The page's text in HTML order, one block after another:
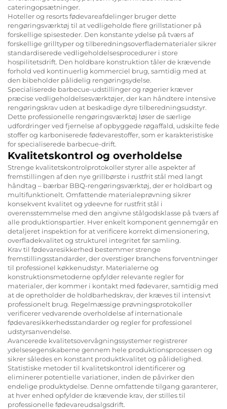
cateringopsætninger.
Hoteller og resorts fødevareafdelinger bruger dette
rengøringsværktøj til at vedligeholde flere grillstationer på
forskellige spisesteder. Den konstante ydelse på tværs af
forskellige grilltyper og tilberedningsoverfladematerialer sikrer
standardiserede vedligeholdelsesprocedurer i store
hospilitetsdrift. Den holdbare konstruktion tåler de krævende
forhold ved kontinuerlig kommerciel brug, samtidig med at
den bibeholder pålidelig rengøringsydelse.
Specialiserede barbecue-udstillinger og røgerier kræver
præcise vedligeholdelsesværktøjer, der kan håndtere intensive
rengøringskrav uden at beskadige dyre tilberedningsudstyr.
Dette professionelle rengøringsværktøj løser de særlige
udfordringer ved fjernelse af opbyggede røgaffald, udskilte fede
stoffer og karboniserede fødevarestoffer, som er karakteristiske
for specialiserede barbecue-drift.
Kvalitetskontrol og overholdelse
Strenge kvalitetskontrolprotokoller styrer alle aspekter af
fremstillingen af den nye grillbørste i rustfrit stål med langt
håndtag – bærbar BBQ-rengøringsværktøj, der er holdbart og
multifunktionelt. Omfattende materialeprøvning sikrer
konsekvent kvalitet og ydeevne for rustfrit stål i
overensstemmelse med den angivne stålgodsklasse på tværs af
alle produktionspartier. Hver enkelt komponent gennemgår en
detaljeret inspektion for at verificere korrekt dimensionering,
overfladekvalitet og strukturel integritet før samling.
Krav til fødevaresikkerhed bestemmer strenge
fremstillingsstandarder, der overstiger branchens forventninger
til professionel køkkenudstyr. Materialerne og
konstruktionsmetoderne opfylder relevante regler for
materialer, der kommer i kontakt med fødevarer, samtidig med
at de opretholder de holdbarhedskrav, der kræves til intensivt
professionelt brug. Regelmæssige prøvningsprotokoller
verificerer vedvarende overholdelse af internationale
fødevaresikkerhedsstandarder og regler for professionel
udstyrsanvendelse.
Avancerede kvalitetsovervågningssystemer registrerer
ydelsesegenskaberne gennem hele produktionsprocessen og
sikrer således en konstant produktkvalitet og pålidelighed.
Statistiske metoder til kvalitetskontrol identificerer og
eliminerer potentielle variationer, inden de påvirker den
endelige produktydelse. Denne omfattende tilgang garanterer,
at hver enhed opfylder de krævende krav, der stilles til
professionelle fødevareudsalgsdrift.